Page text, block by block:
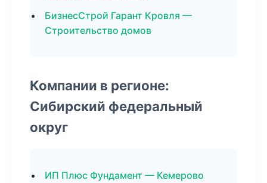
БизнесСтрой Гарант Кровля —
Строительство домов
Компании в регионе:
Сибирский федеральный
округ
ИП Плюс Фундамент — Кемерово